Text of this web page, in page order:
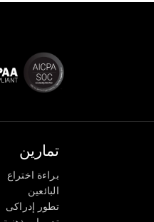
تمارين
براءة اختراع
البائعين
تطور إدراكى